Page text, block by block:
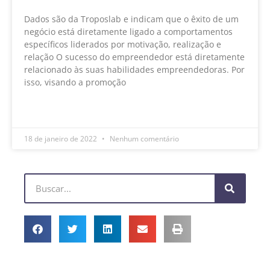
Dados são da Troposlab e indicam que o êxito de um
negócio está diretamente ligado a comportamentos
específicos liderados por motivação, realização e
relação O sucesso do empreendedor está diretamente
relacionado às suas habilidades empreendedoras. Por
isso, visando a promoção
18 de janeiro de 2022 Nenhum comentário